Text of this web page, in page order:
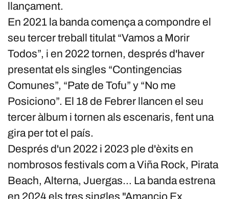
llançament.
En 2021 la banda comença a compondre el
seu tercer treball titulat “Vamos a Morir
Todos”, i en 2022 tornen, després d'haver
presentat els singles “Contingencias
Comunes”, “Pate de Tofu” y “No me
Posiciono”. El 18 de Febrer llancen el seu
tercer àlbum i tornen als escenaris, fent una
gira per tot el país.
Després d'un 2022 i 2023 ple d'èxits en
nombrosos festivals com a Viña Rock, Pirata
Beach, Alterna, Juergas… La banda estrena
en 2024 els tres singles "Amancio Ex